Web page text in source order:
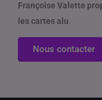
Françoise Valette
les cartes alu
Nous contacter